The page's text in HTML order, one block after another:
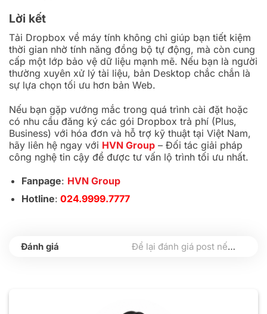
Lời kết
Tải Dropbox về máy tính không chỉ giúp bạn tiết kiệm
thời gian nhờ tính năng đồng bộ tự động, mà còn cung
cấp một lớp bảo vệ dữ liệu mạnh mẽ. Nếu bạn là người
thường xuyên xử lý tài liệu, bản Desktop chắc chắn là
sự lựa chọn tối ưu hơn bản Web.
Nếu bạn gặp vướng mắc trong quá trình cài đặt hoặc
có nhu cầu đăng ký các gói Dropbox trả phí (Plus,
Business) với hóa đơn và hỗ trợ kỹ thuật tại Việt Nam,
hãy liên hệ ngay với HVN Group – Đối tác giải pháp
công nghệ tin cậy để được tư vấn lộ trình tối ưu nhất.
Fanpage: HVN Group
Hotline: 024.9999.7777
Để lại đánh giá post nếu bạn thấy hữu ích nhé